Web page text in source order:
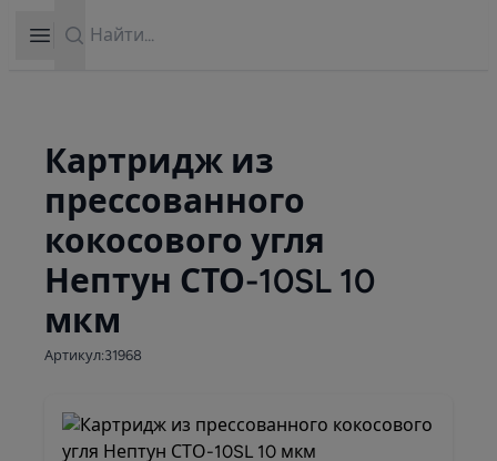
Open sidebar
Картридж из
прессованного
кокосового угля
Нептун СТО-10SL 10
мкм
Артикул:31968